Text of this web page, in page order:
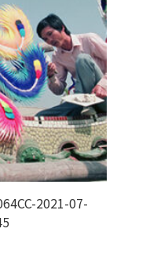
2021-07-